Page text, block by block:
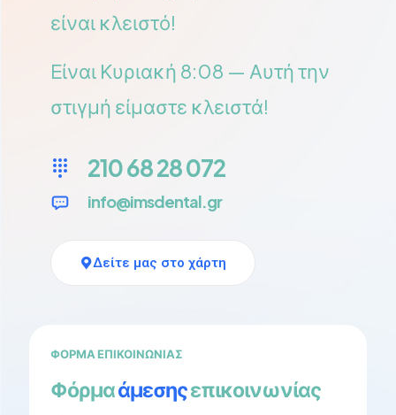
είναι κλειστό!
Eίναι Κυριακή 8:08 — Αυτή την
στιγμή είμαστε κλειστά!
210 68 28 072
info@imsdental.gr
Δείτε μας στο χάρτη
ΦΟΡΜΑ ΕΠΙΚΟΙΝΩΝΙΑΣ
Φόρμαάμεσηςεπικοινωνίας